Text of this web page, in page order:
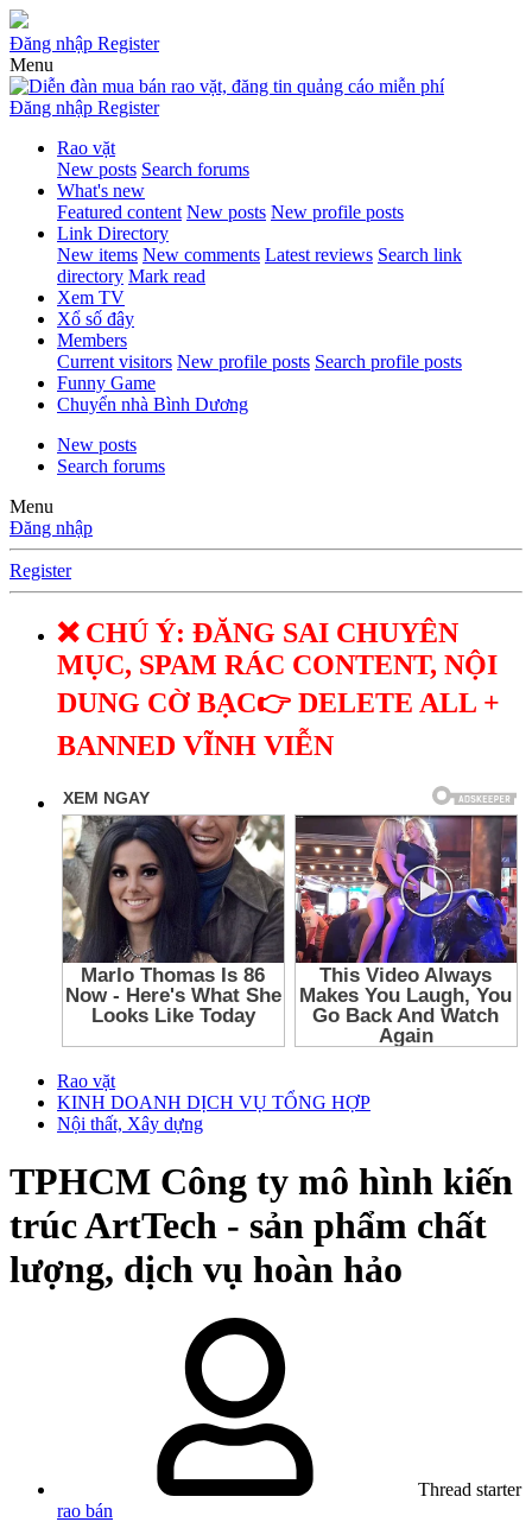
Đăng nhập Register
Menu
Đăng nhập Register
Rao vặt
New posts Search forums
What's new
Featured content New posts New profile posts
Link Directory
New items New comments Latest reviews Search link
directory Mark read
Xem TV
Xổ số đây
Members
Current visitors New profile posts Search profile posts
Funny Game
Chuyển nhà Bình Dương
New posts
Search forums
Menu
Đăng nhập
Register
❌ CHÚ Ý: ĐĂNG SAI CHUYÊN
MỤC, SPAM RÁC CONTENT, NỘI
DUNG CỜ BẠC👉 DELETE ALL +
BANNED VĨNH VIỄN
Rao vặt
KINH DOANH DỊCH VỤ TỔNG HỢP
Nội thất, Xây dựng
TPHCM Công ty mô hình kiến
trúc ArtTech - sản phẩm chất
lượng, dịch vụ hoàn hảo
Thread starter
rao bán